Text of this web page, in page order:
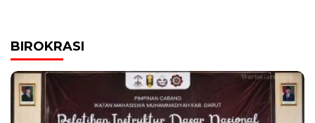
BIROKRASI